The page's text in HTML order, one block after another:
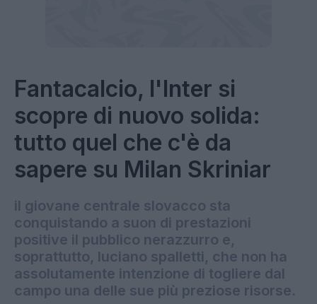
Fantacalcio, l'Inter si
scopre di nuovo solida:
tutto quel che c'è da
sapere su Milan Skriniar
il giovane centrale slovacco sta
conquistando a suon di prestazioni
positive il pubblico nerazzurro e,
soprattutto, luciano spalletti, che non ha
assolutamente intenzione di togliere dal
campo una delle sue più preziose risorse.